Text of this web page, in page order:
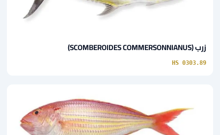
زرب (SCOMBEROIDES COMMERSONNIANUS)
HS 0303.89